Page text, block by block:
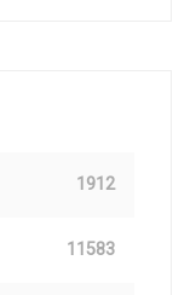
1912
11583